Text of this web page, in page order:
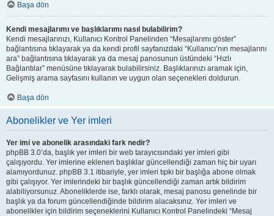
Başa dön
Kendi mesajlarımı ve başlıklarımı nasıl bulabilirim?
Kendi mesajlarınızı, Kullanıcı Kontrol Panelinden “Mesajlarımı göster”
bağlantısına tıklayarak ya da kendi profil sayfanızdaki “Kullanıcı’nın mesajlarını
ara” bağlantısına tıklayarak ya da mesaj panosunun üstündeki “Hızlı
Bağlantılar” menüsüne tıklayarak bulabilirsiniz. Başlıklarınızı aramak için,
Gelişmiş arama sayfasını kullanın ve uygun olan seçenekleri doldurun.
Başa dön
Abonelikler ve Yer imleri
Yer imi ve abonelik arasındaki fark nedir?
phpBB 3.0’da, başlık yer imleri bir web tarayıcısındaki yer imleri gibi
çalışıyordu. Yer imlerine eklenen başlıklar güncellendiği zaman hiç bir uyarı
alamıyordunuz. phpBB 3.1 itibariyle, yer imleri tıpkı bir başlığa abone olmak
gibi çalışıyor. Yer imlerindeki bir başlık güncellendiği zaman artık bildirim
alabiliyorsunuz. Aboneliklerde ise, farklı olarak, mesaj panosu genelinde bir
başlık ya da forum güncellendiğinde bildirim alacaksınız. Yer imleri ve
abonelikler için bildirim seçeneklerini Kullanıcı Kontrol Panelindeki “Mesaj